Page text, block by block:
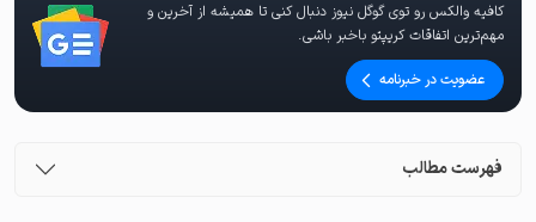
کافیه والکس رو توی گوگل نیوز دنبال کنی تا همیشه از آخرین و
مهم‌ترین اتفاقات کریپتو باخبر باشی.
عضویت در خبرنامه
فهرست مطالب